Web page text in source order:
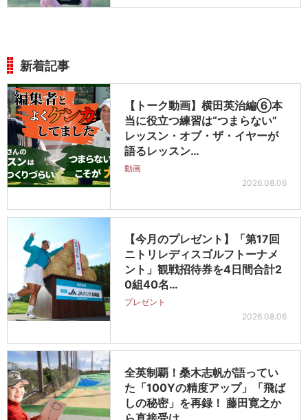
新着記事
【トーク動画】横田英治編⑥本
当に役立つ練習は“つまらない”
レッスン・オブ・ザ・イヤーが
語るレッスン…
動画
2026.08.06
【今月のプレゼント】「第17回
ニトリレディスゴルフトーナメ
ント」観戦招待券を4日間合計2
0組40名…
プレゼント
2026.08.06
全英制覇！桑木志帆が語ってい
た「100Yの精度アップ」「飛ば
しの秘密」を再録！ 藤田寛之か